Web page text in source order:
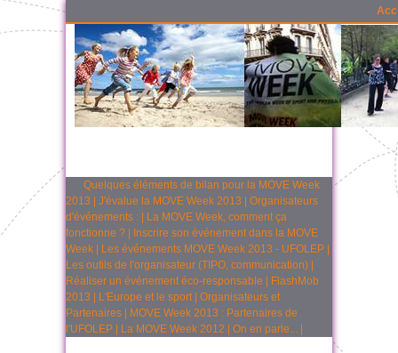
Quelques éléments de bilan pour la MOVE Week
2013
J'évalue la MOVE Week 2013
Organisateurs
d'événements :
La MOVE Week, comment ça
fonctionne ?
Inscrire son événement dans la MOVE
Week
Les événements MOVE Week 2013 - UFOLEP
Les outils de l'organisateur (TIPO, communication)
Réaliser un événement éco-responsable
FlashMob
2013
L'Europe et le sport| Organisateurs et
Partenaires
MOVE Week 2013 : Partenaires de
l'UFOLEP
La MOVE Week 2012 On en parle...